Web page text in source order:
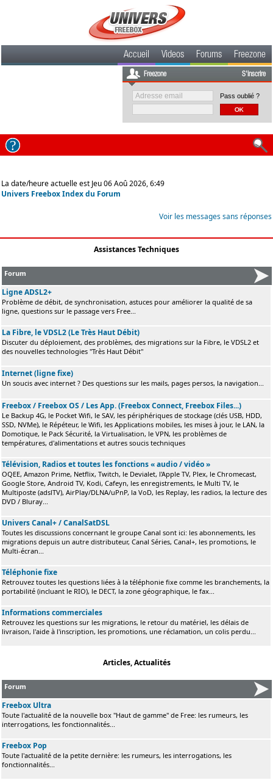
Accueil Videos Forums Freezone
Freezone S'inscrire
Pass oublié ?
La date/heure actuelle est Jeu 06 Aoû 2026, 6:49
Univers Freebox Index du Forum
Voir les messages sans réponses
Assistances Techniques
Forum
Ligne ADSL2+
Problème de débit, de synchronisation, astuces pour améliorer la qualité de sa
ligne, questions sur le passage vers Free...
La Fibre, le VDSL2 (Le Très Haut Débit)
Discuter du déploiement, des problèmes, des migrations sur la Fibre, le VDSL2 et
des nouvelles technologies "Très Haut Débit"
Internet (ligne fixe)
Un soucis avec internet ? Des questions sur les mails, pages persos, la navigation...
Freebox / Freebox OS / Les App. (Freebox Connect, Freebox Files...)
Le Backup 4G, le Pocket Wifi, le SAV, les périphériques de stockage (clés USB, HDD,
SSD, NVMe), le Répéteur, le Wifi, les Applications mobiles, les mises à jour, le LAN, la
Domotique, le Pack Sécurité, la Virtualisation, le VPN, les problèmes de
températures, d'alimentations et autres soucis techniques
Télévision, Radios et toutes les fonctions « audio / vidéo »
OQEE, Amazon Prime, Netflix, Twitch, le Devialet, l'Apple TV, Plex, le Chromecast,
Google Store, Android TV, Kodi, Cafeyn, les enregistrements, le Multi TV, le
Multiposte (adslTV), AirPlay/DLNA/uPnP, la VoD, les Replay, les radios, la lecture des
DVD / Bluray...
Univers Canal+ / CanalSatDSL
Toutes les discussions concernant le groupe Canal sont ici: les abonnements, les
migrations depuis un autre distributeur, Canal Séries, Canal+, les promotions, le
Multi-écran...
Téléphonie fixe
Retrouvez toutes les questions liées à la téléphonie fixe comme les branchements, la
portabilité (incluant le RIO), le DECT, la zone géographique, le fax...
Informations commerciales
Retrouvez les questions sur les migrations, le retour du matériel, les délais de
livraison, l'aide à l'inscription, les promotions, une réclamation, un colis perdu...
Articles, Actualités
Forum
Freebox Ultra
Toute l'actualité de la nouvelle box "Haut de gamme" de Free: les rumeurs, les
interrogations, les fonctionnalités...
Freebox Pop
Toute l'actualité de la petite dernière: les rumeurs, les interrogations, les
fonctionnalités...